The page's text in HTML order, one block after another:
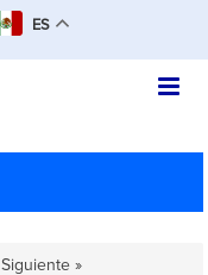
ES
Siguiente »